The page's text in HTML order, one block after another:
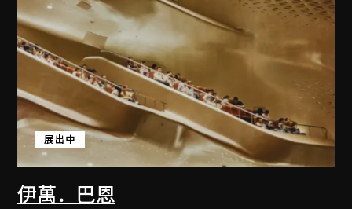
伊萬．巴恩
展出中